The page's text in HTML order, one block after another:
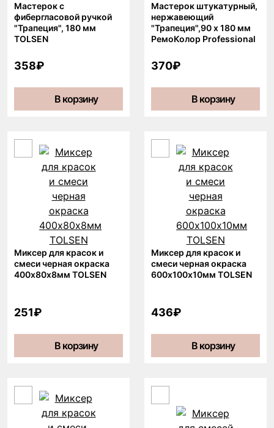
Мастерок с
фибергласовой ручкой
"Трапеция", 180 мм
TOLSEN
358₽
В корзину
Мастерок штукатурный,
нержавеющий
"Трапеция",90 х 180 мм
РемоКолор Professional
370₽
В корзину
Миксер для красок и
смеси черная окраска
400х80х8мм TOLSEN
251₽
В корзину
Миксер для красок и
смеси черная окраска
600х100х10мм TOLSEN
436₽
В корзину